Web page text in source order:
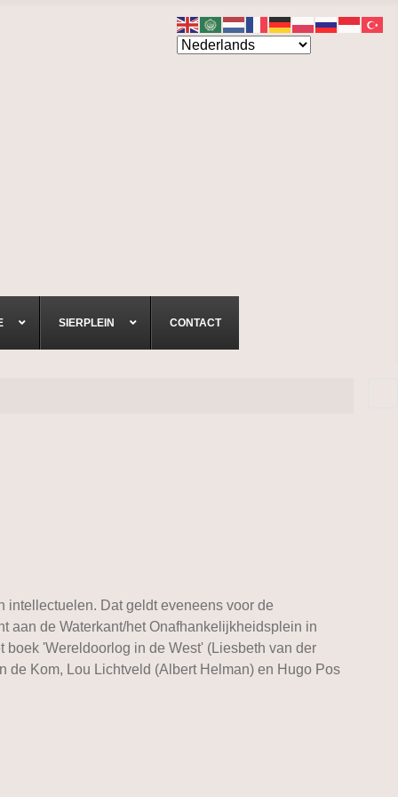
SIERPLEIN CONTACT
intellectuelen. Dat geldt eveneens voor de
aan de Waterkant/het Onafhankelijkheidsplein in
'Wereldoorlog in de West' (Liesbeth van der
de Kom, Lou Lichtveld (Albert Helman) en Hugo Pos